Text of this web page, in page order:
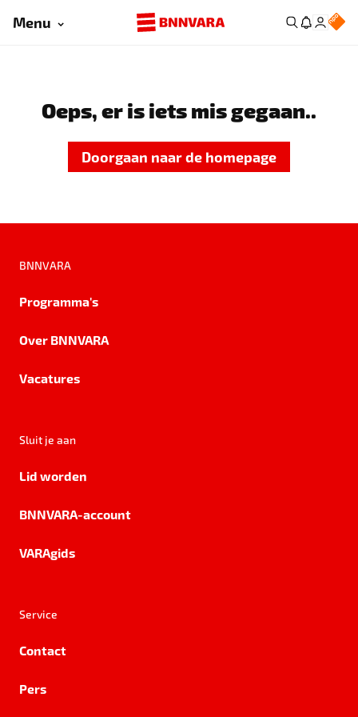
Menu
Oeps, er is iets mis gegaan..
Doorgaan naar de homepage
BNNVARA
Programma's
Over BNNVARA
Vacatures
Sluit je aan
Lid worden
BNNVARA-account
VARAgids
Service
Contact
Pers